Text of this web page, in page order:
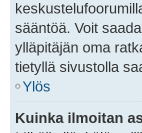
sääntöä. Voit
ylläpitäjän oma
tietyllä sivustolla
Ylös
Kuinka ilmoitan